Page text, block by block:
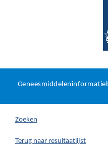
U
hier:
Zoeken
Terug naar resultaatlijst